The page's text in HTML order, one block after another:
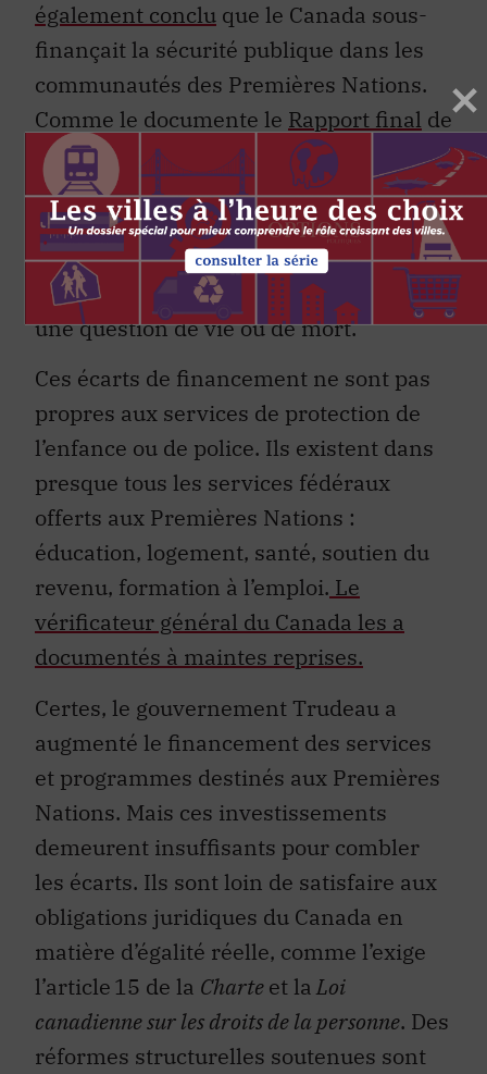
également conclu que le Canada sous-
finançait la sécurité publique dans les
communautés des Premières Nations.
Comme le documente le Rapport final de
l’Enquête nationale sur les femmes et
les filles autochtones disparues et
assassinées, les conséquences d’un
système policier inadéquat, mal financé
et inadapté culturellement peuvent être
une question de vie ou de mort.
Ces écarts de financement ne sont pas
propres aux services de protection de
l’enfance ou de police. Ils existent dans
presque tous les services fédéraux
offerts aux Premières Nations :
éducation, logement, santé, soutien du
revenu, formation à l’emploi. Le
vérificateur général du Canada les a
documentés à maintes reprises.
Certes, le gouvernement Trudeau a
augmenté le financement des services
et programmes destinés aux Premières
Nations. Mais ces investissements
demeurent insuffisants pour combler
les écarts. Ils sont loin de satisfaire aux
obligations juridiques du Canada en
matière d’égalité réelle, comme l’exige
l’article 15 de la Charteet laLoi
canadienne sur les droits de la personne. Des
réformes structurelles soutenues sont